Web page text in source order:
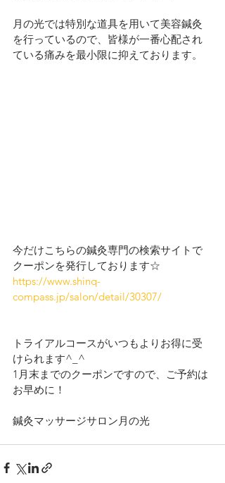
月の光では特別な道具を用いて美容鍼灸
を行っているので、皆様が一番心配され
ている痛みを最小限に抑えております。
今だけこちらの鍼灸専門の検索サイトで
クーポンを発行しております☆
https://www.shinq-
compass.jp/salon/detail/30307/
トライアルコースがいつもよりお得に受
けられます^_^
1月末までのクーポンですので、ご予約は
お早めに！
鍼灸マッサージサロン月の光